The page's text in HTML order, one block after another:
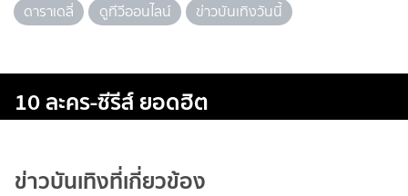
ดาราเดลี่
ดูทีวีออนไลน์ ข่าวบันเทิงวันนี้
10 ละคร-ซีรีส์ ยอดฮิต
ข่าวบันเทิงที่เกี่ยวข้อง